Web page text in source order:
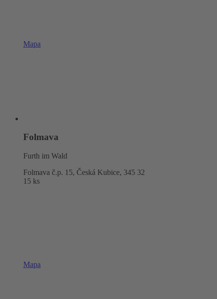
Mapa
Folmava
Furth im Wald
Folmava č.p. 15, Česká Kubice, 345 32
15 ks
Mapa